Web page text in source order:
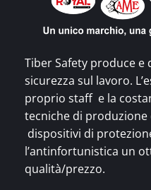
Tiber Safety produce e
sicurezza sul lavoro.
proprio staff e la
tecniche di
dispositivi di
l’antinfortunistica un
qualità/prezzo.